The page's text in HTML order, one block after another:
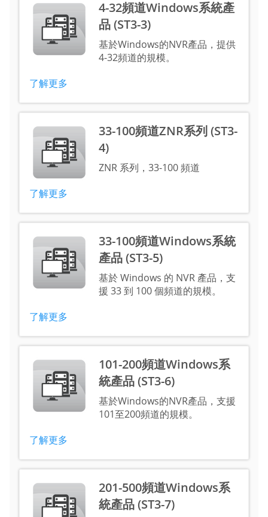
4-32頻道Windows系統產
品 (ST3-3)
基於Windows的NVR產品，提供
4-32頻道的規模。
了解更多
33-100頻道ZNR系列 (ST3-
4)
ZNR 系列，33-100 頻道
了解更多
33-100頻道Windows系統
產品 (ST3-5)
基於 Windows 的 NVR 產品，支
援 33 到 100 個頻道的規模。
了解更多
101-200頻道Windows系
統產品 (ST3-6)
基於Windows的NVR產品，支援
101至200頻道的規模。
了解更多
201-500頻道Windows系
統產品 (ST3-7)